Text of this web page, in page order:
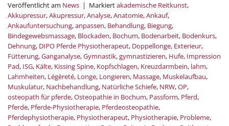
Veröffentlicht am News | Markiertakademische Reitkunst,
Akkupressur,Akupressur,Analyse,Anatomie,Ankauf,
Ankaufuntersuchung,anpassen, Behandlung, Biegung,
Bindegewebsmassage, Blockaden, Bochum, Bodenarbeit, Bodenkurs,
Dehnung, DIPO Pferde Physiotherapeut, Doppellonge, Exterieur,
Fütterung,Ganganalyse,Gymnastik,gymnastizieren, Hufe, Impression
Pad, ISG, Kälte, Kissing Spine, Kopfschlagen, Kreuzdarmbein, lahm,
Lahmheiten, Légèreté, Longe, Longieren, Massage, Muskelaufbau,
Muskulatur, Nachbehandlung, Natürliche Schiefe, NRW,OP,
osteopath für pferde,Osteopathie in Bochum, Passform, Pferd,
Pferde, Pferde-Physiotherapie, Pferdeosteopathie,
Pferdephysiotherapie, Physiotherapeut, Physiotherapie, Probleme,